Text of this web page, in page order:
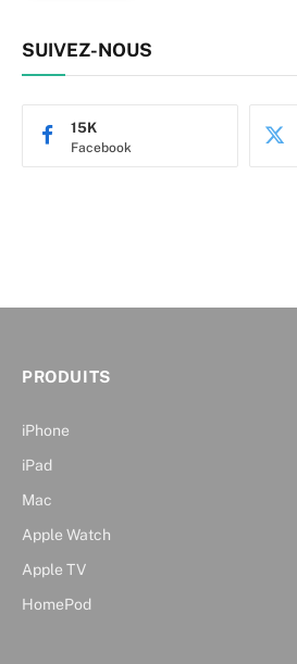
SUIVEZ-NOUS
Facebook
15K
PRODUITS
iPhone
iPad
Mac
Apple Watch
Apple TV
HomePod